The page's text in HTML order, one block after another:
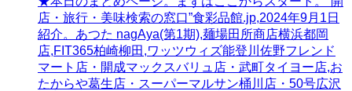
店・旅行・美味検索の窓口”食彩品館.jp,2024年9月1日
紹介。あつた nagAya(第1期),麺場田所商店横浜都岡
店,FIT365柏崎柳田,ワッツウィズ能登川佐野フレンド
マート店・開成マックスバリュ店・武町タイヨー店,お
たからや葛生店・スーパーマルサン桶川店・50号広沢